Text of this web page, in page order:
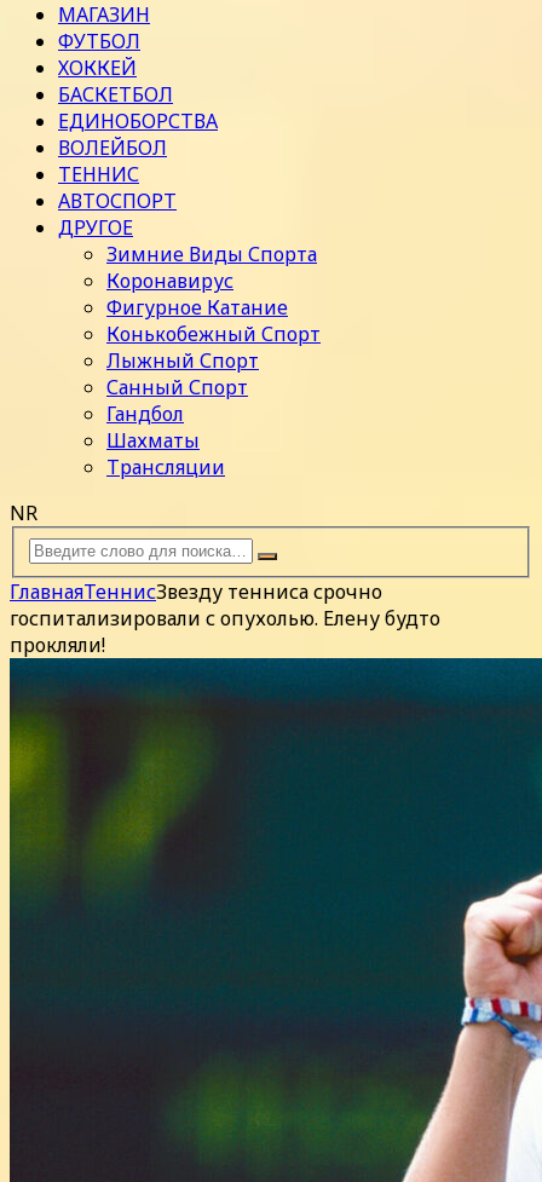
МАГАЗИН
ФУТБОЛ
ХОККЕЙ
БАСКЕТБОЛ
ЕДИНОБОРСТВА
ВОЛЕЙБОЛ
ТЕННИС
АВТОСПОРТ
ДРУГОЕ
Зимние Виды Спорта
Коронавирус
Фигурное Катание
Конькобежный Спорт
Лыжный Спорт
Санный Спорт
Гандбол
Шахматы
Трансляции
NR
ГлавнаяТеннисЗвезду тенниса срочно
госпитализировали с опухолью. Елену будто
прокляли!